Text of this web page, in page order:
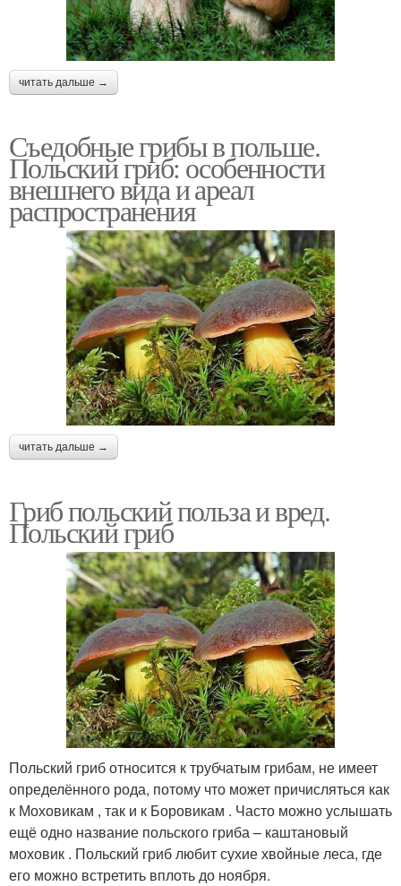
читать дальше →
Съедобные грибы в польше.
Польский гриб: особенности
внешнего вида и ареал
распространения
читать дальше →
Гриб польский польза и вред.
Польский гриб
Польский гриб относится к трубчатым грибам, не имеет
определённого рода, потому что может причисляться как
к Моховикам , так и к Боровикам . Часто можно услышать
ещё одно название польского гриба – каштановый
моховик . Польский гриб любит сухие хвойные леса, где
его можно встретить вплоть до ноября.